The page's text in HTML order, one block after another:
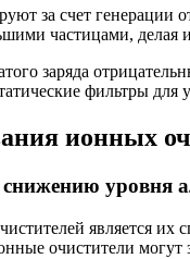
за счет генерации
частицами,
заряда
фильтры
ионных
уровня
является их
очистители